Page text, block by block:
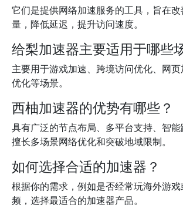
它们是提供网络加速服务的工具，旨在
量，降低延迟，提升访问速度。
给梨加速器主要适用于哪些
主要用于游戏加速、跨境访问优化、网
优化等场景。
西柚加速器的优势有哪些？
具有广泛的节点布局、多平台支持、智
擅长多场景网络优化和突破地域限制。
如何选择合适的加速器？
根据你的需求，例如是否经常玩海外游
频，选择最适合的加速器产品。